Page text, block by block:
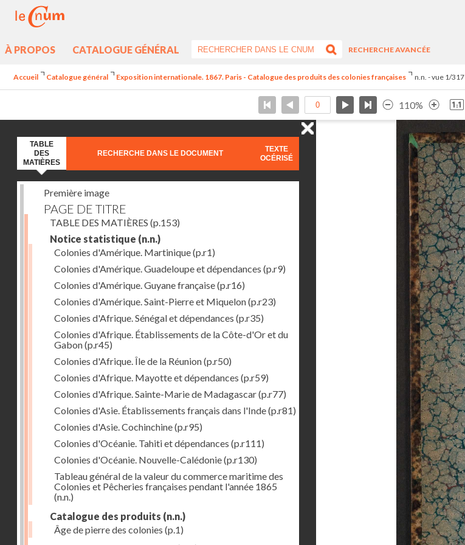
À PROPOS CATALOGUE GÉNÉRAL
RECHERCHE AVANCÉE
Accueil Catalogue général Exposition internationale. 1867. Paris - Catalogue des produits des colonies françaises n.n. - vue 1/317
110%
TABLE
DES
MATIÈRES
RECHERCHE DANS LE DOCUMENT
TEXTE
OCÉRISÉ
Première image
PAGE DE TITRE
TABLE DES MATIÈRES (p.153)
Notice statistique (n.n.)
Colonies d'Amérique. Martinique(p.r1)
Colonies d'Amérique. Guadeloupe et dépendances (p.r9)
Colonies d'Amérique. Guyane française(p.r16)
Colonies d'Amérique. Saint-Pierre et Miquelon(p.r23)
Colonies d'Afrique. Sénégal et dépendances (p.r35)
Colonies d'Afrique. Établissements de la Côte-d'Or et du
Gabon(p.r45)
Colonies d'Afrique. Île de la Réunion(p.r50)
Colonies d'Afrique. Mayotte et dépendances (p.r59)
Colonies d'Afrique. Sainte-Marie de Madagascar(p.r77)
Colonies d'Asie. Établissements français dans l'Inde(p.r81)
Colonies d'Asie. Cochinchine(p.r95)
Colonies d'Océanie. Tahiti et dépendances (p.r111)
Colonies d'Océanie. Nouvelle-Calédonie(p.r130)
Tableau général de la valeur du commerce maritime des
Colonies et Pêcheries françaises pendant l'année 1865
(n.n.)
Catalogue des produits (n.n.)
Âge de pierre des colonies (p.1)